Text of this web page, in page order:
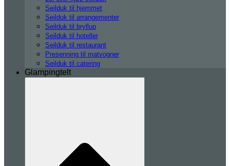
Seilduk til hjemmet
Seilduk til arrangementer
Seilduk til bryllup
Seilduk til hoteller
Seilduk til restaurant
Presenning til matvogner
Seilduk til catering
Glampingtelt